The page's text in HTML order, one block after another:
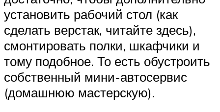
установить рабочий стол (как
сделать верстак, читайте здесь),
смонтировать полки, шкафчики и
тому подобное. То есть обустроить
собственный мини-автосервис
(домашнюю мастерскую).